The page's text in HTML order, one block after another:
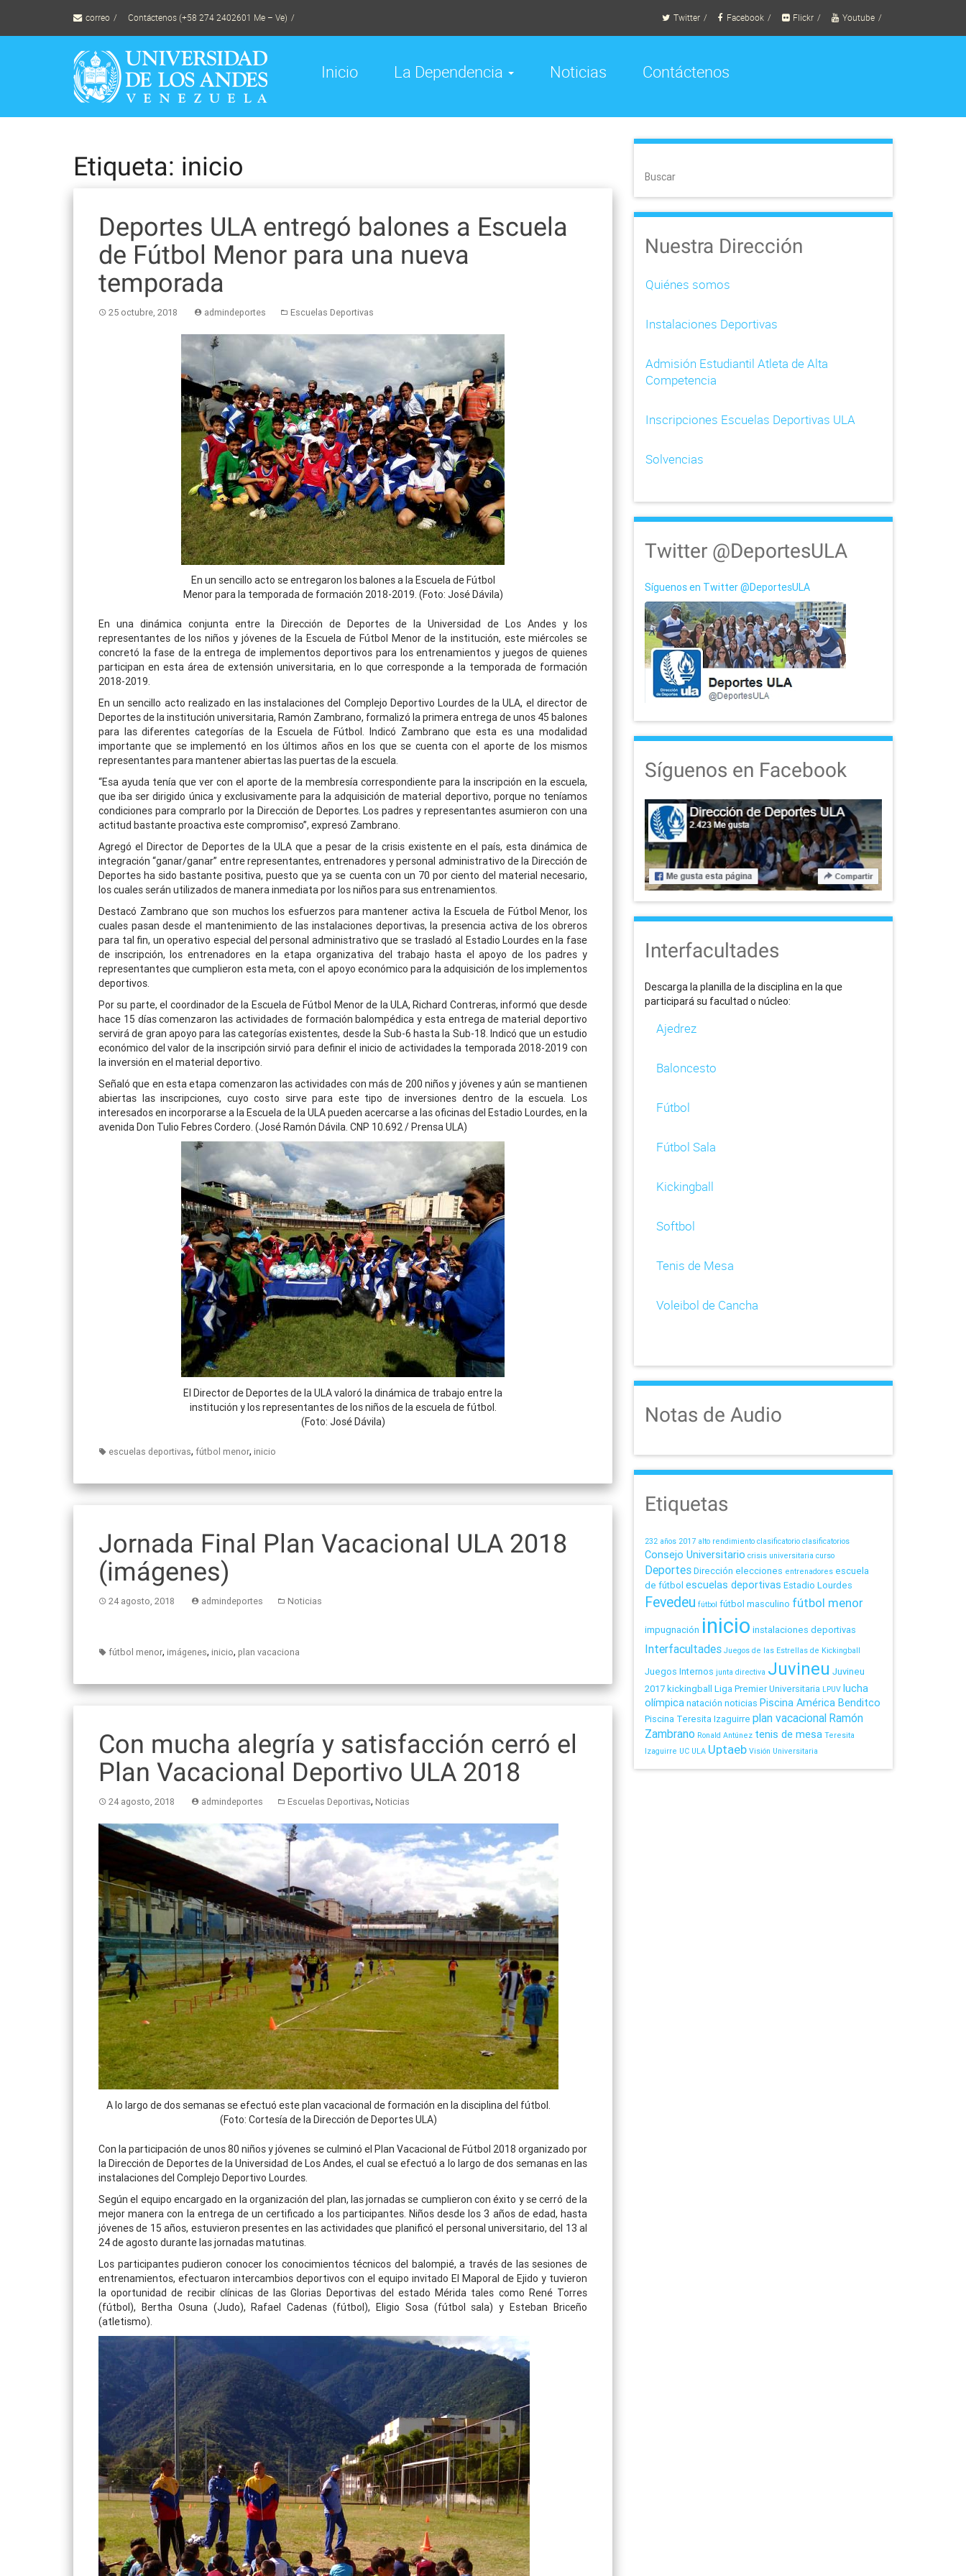
content
correo Contáctenos (+58 274 2402601 Me – Ve) Twitter Facebook Flickr Youtube
Inicio La Dependencia Noticias Contáctenos
Etiqueta: inicio
Deportes ULA entregó balones a Escuela
de Fútbol Menor para una nueva
temporada
25 octubre, 2018 admindeportes Escuelas Deportivas
En un sencillo acto se entregaron los balones a la Escuela de Fútbol
Menor para la temporada de formación 2018-2019. (Foto: José Dávila)
En una dinámica conjunta entre la Dirección de Deportes de la Universidad de Los Andes y los
representantes de los niños y jóvenes de la Escuela de Fútbol Menor de la institución, este miércoles se
concretó la fase de la entrega de implementos deportivos para los entrenamientos y juegos de quienes
participan en esta área de extensión universitaria, en lo que corresponde a la temporada de formación
2018-2019.
En un sencillo acto realizado en las instalaciones del Complejo Deportivo Lourdes de la ULA, el director de
Deportes de la institución universitaria, Ramón Zambrano, formalizó la primera entrega de unos 45 balones
para las diferentes categorías de la Escuela de Fútbol. Indicó Zambrano que esta es una modalidad
importante que se implementó en los últimos años en los que se cuenta con el aporte de los mismos
representantes para mantener abiertas las puertas de la escuela.
“Esa ayuda tenía que ver con el aporte de la membresía correspondiente para la inscripción en la escuela,
que iba ser dirigido única y exclusivamente para la adquisición de material deportivo, porque no teníamos
condiciones para comprarlo por la Dirección de Deportes. Los padres y representantes asumieron con una
actitud bastante proactiva este compromiso”, expresó Zambrano.
Agregó el Director de Deportes de la ULA que a pesar de la crisis existente en el país, esta dinámica de
integración “ganar/ganar” entre representantes, entrenadores y personal administrativo de la Dirección de
Deportes ha sido bastante positiva, puesto que ya se cuenta con un 70 por ciento del material necesario,
los cuales serán utilizados de manera inmediata por los niños para sus entrenamientos.
Destacó Zambrano que son muchos los esfuerzos para mantener activa la Escuela de Fútbol Menor, los
cuales pasan desde el mantenimiento de las instalaciones deportivas, la presencia activa de los obreros
para tal fin, un operativo especial del personal administrativo que se trasladó al Estadio Lourdes en la fase
de inscripción, los entrenadores en la etapa organizativa del trabajo hasta el apoyo de los padres y
representantes que cumplieron esta meta, con el apoyo económico para la adquisición de los implementos
deportivos.
Por su parte, el coordinador de la Escuela de Fútbol Menor de la ULA, Richard Contreras, informó que desde
hace 15 días comenzaron las actividades de formación balompédica y esta entrega de material deportivo
servirá de gran apoyo para las categorías existentes, desde la Sub-6 hasta la Sub-18. Indicó que un estudio
económico del valor de la inscripción sirvió para definir el inicio de actividades la temporada 2018-2019 con
la inversión en el material deportivo.
Señaló que en esta etapa comenzaron las actividades con más de 200 niños y jóvenes y aún se mantienen
abiertas las inscripciones, cuyo costo sirve para este tipo de inversiones dentro de la escuela. Los
interesados en incorporarse a la Escuela de la ULA pueden acercarse a las oficinas del Estadio Lourdes, en la
avenida Don Tulio Febres Cordero. (José Ramón Dávila. CNP 10.692 / Prensa ULA)
El Director de Deportes de la ULA valoró la dinámica de trabajo entre la
institución y los representantes de los niños de la escuela de fútbol.
(Foto: José Dávila)
escuelas deportivas, fútbol menor, inicio
Jornada Final Plan Vacacional ULA 2018
(imágenes)
24 agosto, 2018 admindeportes Noticias
fútbol menor, imágenes, inicio, plan vacaciona
Con mucha alegría y satisfacción cerró el
Plan Vacacional Deportivo ULA 2018
24 agosto, 2018 admindeportes Escuelas Deportivas, Noticias
A lo largo de dos semanas se efectuó este plan vacacional de formación en la disciplina del fútbol.
(Foto: Cortesía de la Dirección de Deportes ULA)
Con la participación de unos 80 niños y jóvenes se culminó el Plan Vacacional de Fútbol 2018 organizado por
la Dirección de Deportes de la Universidad de Los Andes, el cual se efectuó a lo largo de dos semanas en las
instalaciones del Complejo Deportivo Lourdes.
Según el equipo encargado en la organización del plan, las jornadas se cumplieron con éxito y se cerró de la
mejor manera con la entrega de un certificado a los participantes. Niños desde los 3 años de edad, hasta
jóvenes de 15 años, estuvieron presentes en las actividades que planificó el personal universitario, del 13 al
24 de agosto durante las jornadas matutinas.
Los participantes pudieron conocer los conocimientos técnicos del balompié, a través de las sesiones de
entrenamientos, efectuaron intercambios deportivos con el equipo invitado El Maporal de Ejido y tuvieron
la oportunidad de recibir clínicas de las Glorias Deportivas del estado Mérida tales como René Torres
(fútbol), Bertha Osuna (Judo), Rafael Cadenas (fútbol), Eligio Sosa (fútbol sala) y Esteban Briceño
(atletismo).
Buscar
Nuestra Dirección
Quiénes somos
Instalaciones Deportivas
Admisión Estudiantil Atleta de Alta
Competencia
Inscripciones Escuelas Deportivas ULA
Solvencias
Twitter @DeportesULA
Síguenos en Twitter @DeportesULA
Síguenos en Facebook
Interfacultades
Descarga la planilla de la disciplina en la que
participará su facultad o núcleo:
Ajedrez
Baloncesto
Fútbol
Fútbol Sala
Kickingball
Softbol
Tenis de Mesa
Voleibol de Cancha
Notas de Audio
Etiquetas
232 años 2017 alto rendimiento clasificatorio clasificatorios
Consejo Universitario crisis universitaria curso
DeportesDirección elecciones entrenadores escuela
de fútbol escuelas deportivas Estadio Lourdes
Fevedeu fútbol fútbol masculino fútbol menor
impugnación inicio instalaciones deportivas
Interfacultades Juegos de las Estrellas de Kickingball
Juegos Internos junta directiva Juvineu Juvineu
2017kickingball Liga Premier Universitaria LPUV lucha
olímpicanatación noticias Piscina América Benditco
Piscina Teresita Izaguirre plan vacacional Ramón
Zambrano Ronald Antúnez tenis de mesa Teresita
Izaguirre UC ULA Uptaeb Visión Universitaria